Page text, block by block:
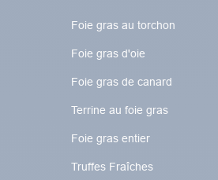
Foie gras au torchon​​​​
Foie gras d'oie
Foie gras de canard
Terrine au foie gras
Foie gras entier
Truffes Fraîches